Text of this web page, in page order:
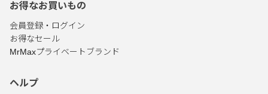
お得なお買いもの
会員登録・ログイン
お得なセール
MrMaxプライベートブランド
ヘルプ